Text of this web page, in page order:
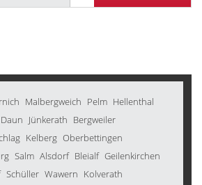
Malbergweich Pelm Hellenthal
Daun Jünkerath Bergweiler
Kelberg Oberbettingen
Salm Alsdorf Bleialf Geilenkirchen
Schüller Wawern Kolverath